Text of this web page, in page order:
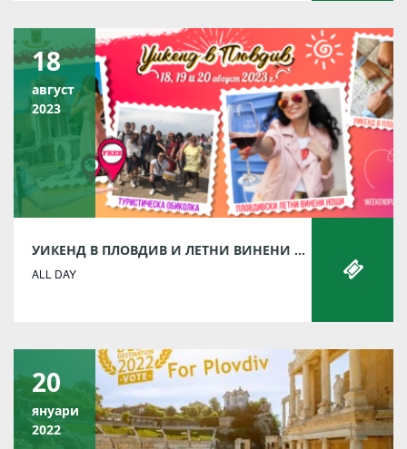
18
август
2023
УИКЕНД В ПЛОВДИВ И ЛЕТНИ ВИНЕНИ НОЩИ ВЪВ ФИЛИПОПОЛ 2023
ALL DAY
20
януари
2022